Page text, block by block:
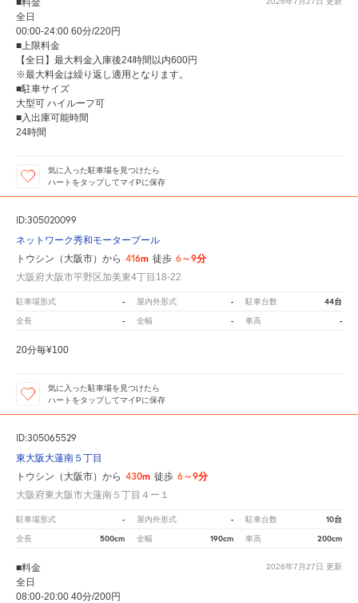
■料金
全日
00:00-24:00 60分/220円
■上限料金
【全日】最大料金入庫後24時間以内600円
※最大料金は繰り返し適用となります。
■駐車サイズ
大型可 ハイルーフ可
■入出庫可能時間
24時間
気に入った駐車場を見つけたら
ハートをタップしてマイPに保存
ID:305020099
ネットワーク秀和モータープール
トウシン（大阪市）から 416m 徒歩 6～9分
大阪府大阪市平野区加美東4丁目18-22
駐車場形式 - 屋内外形式 - 駐車台数 44台
全長 - 全幅 - 車高 -
20分毎¥100
気に入った駐車場を見つけたら
ハートをタップしてマイPに保存
ID:305065529
東大阪大蓮南５丁目
トウシン（大阪市）から 430m 徒歩 6～9分
大阪府東大阪市大蓮南５丁目４ー１
駐車場形式 - 屋内外形式 - 駐車台数 10台
全長 500cm 全幅 190cm 車高 200cm
2026年7月27日 更新
■料金
全日
08:00-20:00 40分/200円